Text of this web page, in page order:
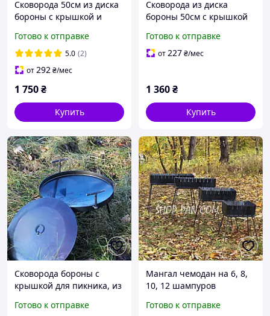
Сковорода 50см из диска
бороны с крышкой и
Готово к отправке
5.0 (2)
от292₴/мес
1 750₴
Купить
Сковорода из диска
бороны 50см с крышкой
Готово к отправке
от227₴/мес
1 360₴
Купить
Сковорода бороны с
крышкой для пикника, из
Готово к отправке
Мангал чемодан на 6, 8,
10, 12 шампуров
гриль
Готово к отправке